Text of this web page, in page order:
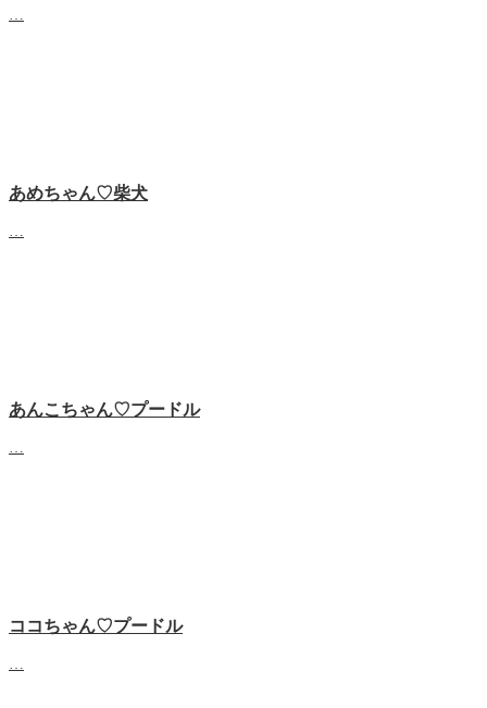
あめちゃん♡‬柴犬
あんこちゃん♡‬プードル
ココちゃん♡‬プードル